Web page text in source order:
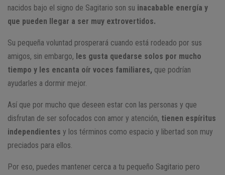
nacidos bajo el signo de Sagitario son su inacabable energía y
que pueden llegar a ser muy extrovertidos.
Su pequeña voluntad prosperará cuando está rodeado por sus
amigos, sin embargo, les gusta quedarse solos por mucho
tiempo y les encanta oír voces familiares, que podrían
ayudarles a dormir mejor.
Así que por mucho que deseen estar con las personas y que
disfrutan de ser sofocados con amor y atención, tienen espíritus
independientes y los términos como espacio y libertad son muy
preciados para ellos.
Por eso, puedes mantener cerca a tu pequeño Sagitario pero